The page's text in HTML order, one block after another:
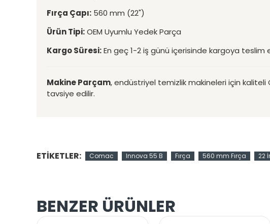
Fırça Çapı: 560 mm (22")
Ürün Tipi:OEM Uyumlu Yedek Parça
Kargo Süresi:En geç 1-2 iş günü içerisinde kargoya teslim
Makine Parçam, endüstriyel temizlik makineleri için
tavsiye edilir.
ETIKETLER: Comac Innova 55 B Fırça 560 mm Fırça 22
BENZER ÜRÜNLER